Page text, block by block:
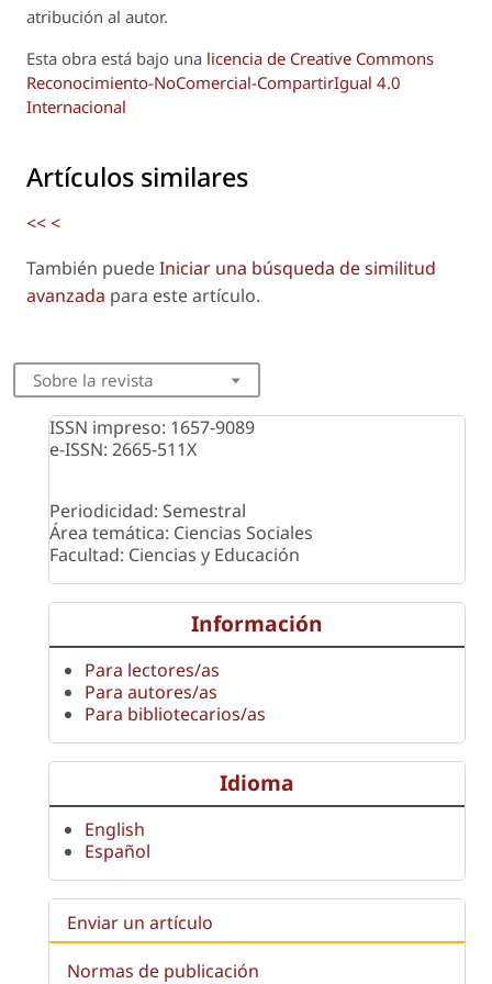
atribución al autor.
Esta obra está bajo una licencia de Creative Commons
Reconocimiento-NoComercial-CompartirIgual 4.0
Internacional
Artículos similares
<<<
También puedeIniciar una búsqueda de similitud
avanzada para este artículo.
Sobre la revista
ISSN impreso: 1657-9089
e-ISSN: 2665-511X
Periodicidad: Semestral
Área temática: Ciencias Sociales
Facultad: Ciencias y Educación
Información
Para lectores/as
Para autores/as
Para bibliotecarios/as
Idioma
English
Español
Enviar un artículo
Normas de publicación